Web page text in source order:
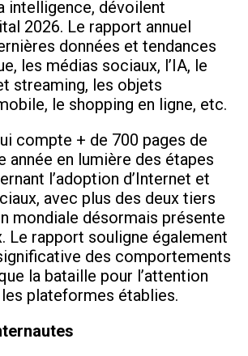
intelligence, dévoilent
2026. Le rapport annuel
données et tendances
les médias sociaux, l’IA, le
streaming, les objets
le shopping en ligne, etc.
compte + de 700 pages de
année en lumière des étapes
l’adoption d’Internet et
avec plus des deux tiers
mondiale désormais présente
Le rapport souligne également
des comportements
la bataille pour l’attention
les plateformes établies.